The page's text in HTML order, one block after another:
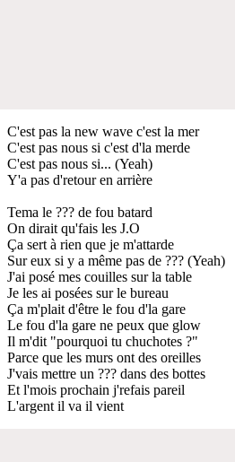
C'est pas la new wave c'est la mer
C'est pas nous si c'est d'la merde
C'est pas nous si... (Yeah)
Y'a pas d'retour en arrière
Tema le ??? de fou batard
On dirait qu'fais les J.O
Ça sert à rien que je m'attarde
Sur eux si y a même pas de ??? (Yeah)
J'ai posé mes couilles sur la table
Je les ai posées sur le bureau
Ça m'plait d'être le fou d'la gare
Le fou d'la gare ne peux que glow
Il m'dit "pourquoi tu chuchotes ?"
Parce que les murs ont des oreilles
J'vais mettre un ??? dans des bottes
Et l'mois prochain j'refais pareil
L'argent il va il vient